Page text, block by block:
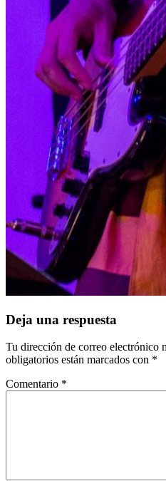
Deja una respuesta
Tu dirección de correo electrónico
obligatorios están marcados con *
Comentario *